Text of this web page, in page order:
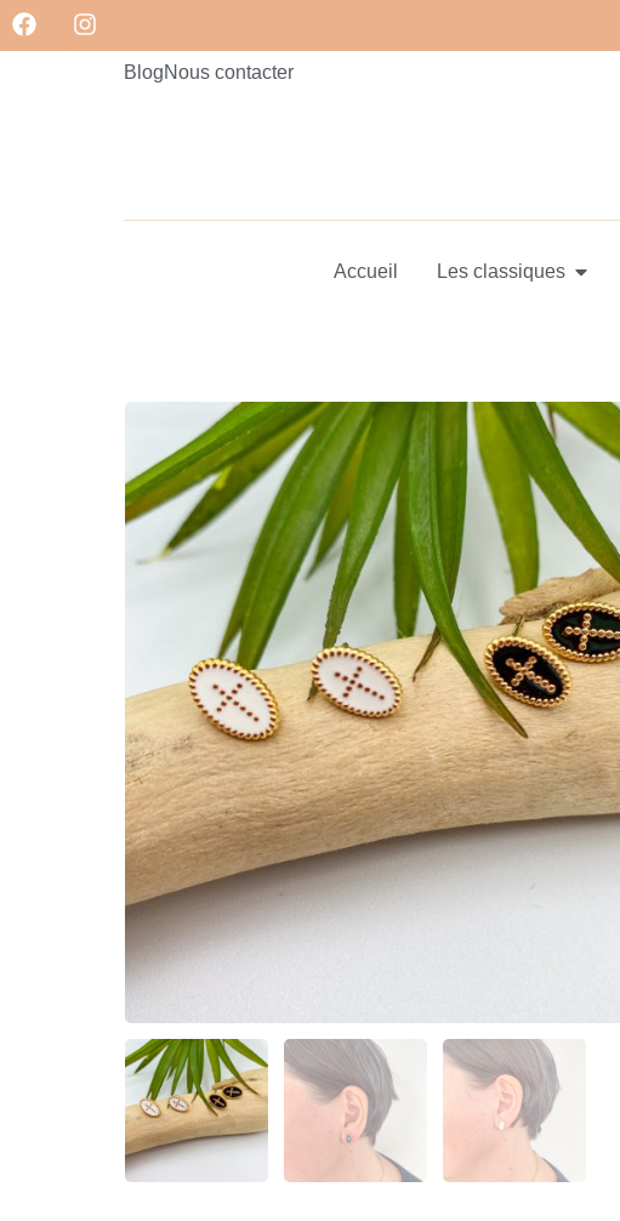
BlogNous contacter
Accueil Les classiques